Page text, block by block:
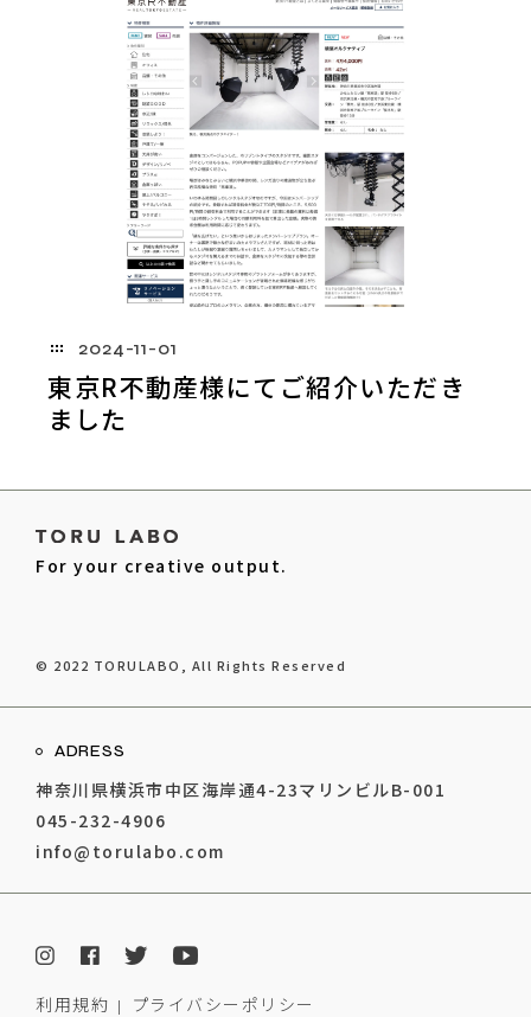
2024-11-01
東京R不動産様にてご紹介いただき
ました
For your creative output.
© 2022 TORULABO , All Rights Reserved
ADRESS
神奈川県横浜市中区海岸通4-23マリンビルB-001
045-232-4906
info@torulabo.com
利用規約 | プライバシーポリシー